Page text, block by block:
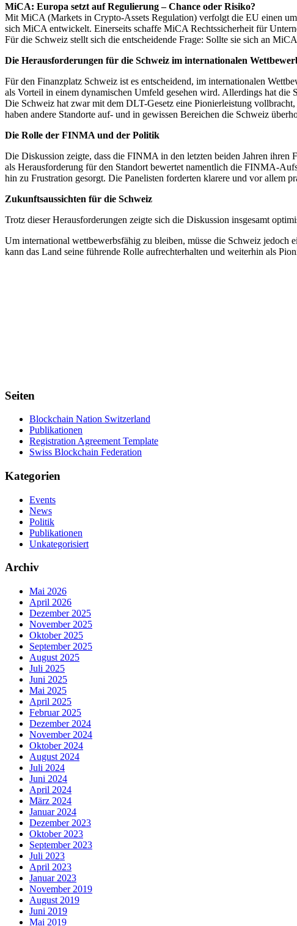
MiCA: Europa setzt auf Regulierung – Chance oder Risiko?
Mit MiCA (Markets in Crypto-Assets Regulation) verfolgt die EU einen
sich MiCA entwickelt. Einerseits schaffe MiCA Rechtssicherheit für
Für die Schweiz stellt sich die entscheidende Frage: Sollte sie sich an
Die Herausforderungen für die Schweiz im internationalen
Für den Finanzplatz Schweiz ist es entscheidend, im internationalen
als Vorteil in einem dynamischen Umfeld gesehen wird. Allerdings hat
Die Schweiz hat zwar mit dem DLT-Gesetz eine Pionierleistung
haben andere Standorte auf- und in gewissen Bereichen die Schweiz
Die Rolle der FINMA und der Politik
Die Diskussion zeigte, dass die FINMA in den letzten beiden Jahren
als Herausforderung für den Standort bewertet namentlich die FINMA-
hin zu Frustration gesorgt. Die Panelisten forderten klarere und vor allem
Zukunftsaussichten für die Schweiz
Trotz dieser Herausforderungen zeigte sich die Diskussion insgesamt
Um international wettbewerbsfähig zu bleiben, müsse die Schweiz
kann das Land seine führende Rolle aufrechterhalten und weiterhin als
Seiten
Blockchain Nation Switzerland
Publikationen
Registration Agreement Template
Swiss Blockchain Federation
Kategorien
Events
News
Politik
Publikationen
Unkategorisiert
Archiv
Mai 2026
April 2026
Dezember 2025
November 2025
Oktober 2025
September 2025
August 2025
Juli 2025
Juni 2025
Mai 2025
April 2025
Februar 2025
Dezember 2024
November 2024
Oktober 2024
August 2024
Juli 2024
Juni 2024
April 2024
März 2024
Januar 2024
Dezember 2023
Oktober 2023
September 2023
Juli 2023
April 2023
Januar 2023
November 2019
August 2019
Juni 2019
Mai 2019